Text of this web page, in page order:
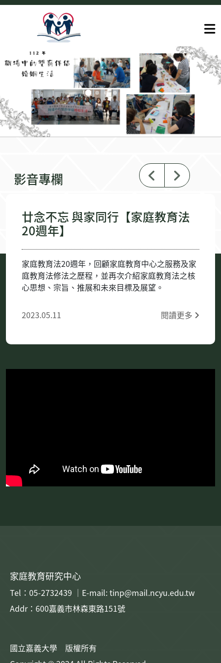
上一則
影音專欄
廿念不忘 與家同行【家庭教育法
20週年】
家庭教育法20週年，回顧家庭教育中心之服務及家
庭教育法修法之歷程，並再次介紹家庭教育法之核
心思想、宗旨、推展和未來目標及展望。
2023.05.11 閱讀更多
家庭教育研究中心
Tel：05-2732439 ｜E-mail: tinp@mail.ncyu.edu.tw
Addr：600嘉義市林森東路151號
國立嘉義大學 版權所有